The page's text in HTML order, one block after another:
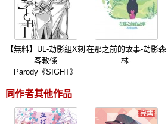
【無料】UL-劫影組X刺
客教條
Parody《SIGHT》
在那之前的故事-劫影森
林-
同作者其他作品